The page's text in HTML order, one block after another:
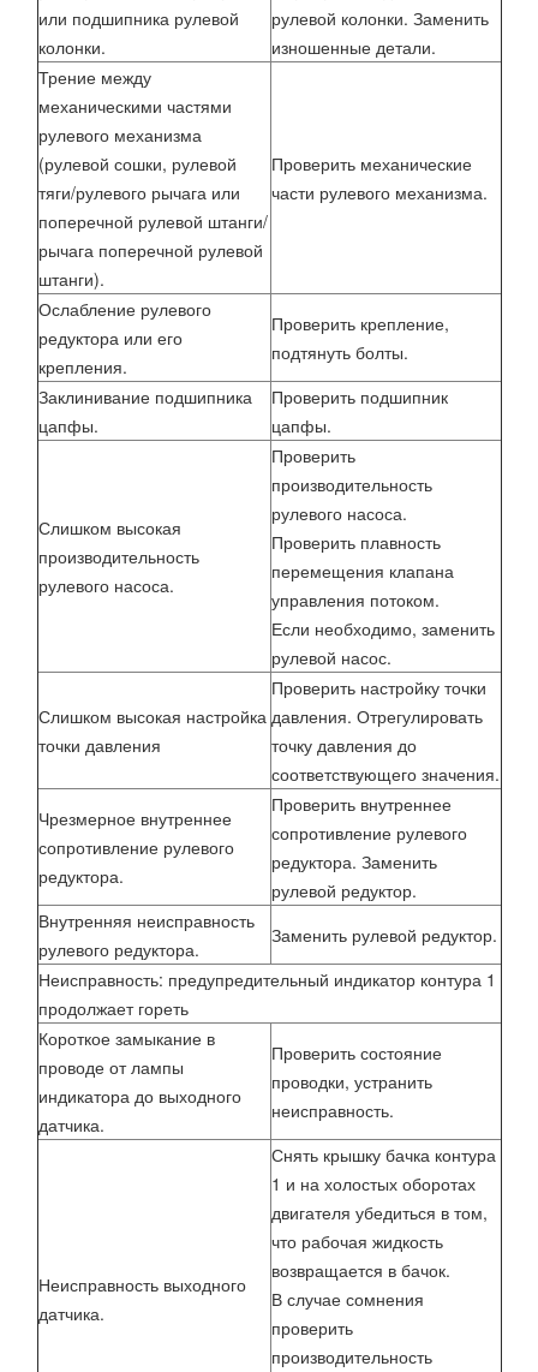
или подшипника рулевой
колонки.
рулевой колонки. Заменить
изношенные детали.
Трение между
механическими частями
рулевого механизма
(рулевой сошки, рулевой
тяги/рулевого рычага или
поперечной рулевой штанги/
рычага поперечной рулевой
штанги).
Проверить механические
части рулевого механизма.
Ослабление рулевого
редуктора или его
крепления.
Проверить крепление,
подтянуть болты.
Заклинивание подшипника
цапфы.
Проверить подшипник
цапфы.
Слишком высокая
производительность
рулевого насоса.
Проверить
производительность
рулевого насоса.
Проверить плавность
перемещения клапана
управления потоком.
Если необходимо, заменить
рулевой насос.
Слишком высокая настройка
точки давления
Проверить настройку точки
давления. Отрегулировать
точку давления до
соответствующего значения.
Чрезмерное внутреннее
сопротивление рулевого
редуктора.
Проверить внутреннее
сопротивление рулевого
редуктора. Заменить
рулевой редуктор.
Внутренняя неисправность
рулевого редуктора.
Заменить рулевой редуктор.
Неисправность: предупредительный индикатор контура 1
продолжает гореть
Короткое замыкание в
проводе от лампы
индикатора до выходного
датчика.
Проверить состояние
проводки, устранить
неисправность.
Неисправность выходного
датчика.
Снять крышку бачка контура
1 и на холостых оборотах
двигателя убедиться в том,
что рабочая жидкость
возвращается в бачок.
В случае сомнения
проверить
производительность